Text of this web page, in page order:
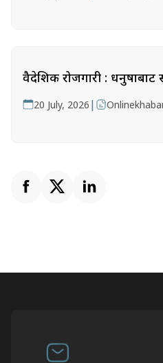
वैदेशिक रोजगारी :
20 July, 2026 |